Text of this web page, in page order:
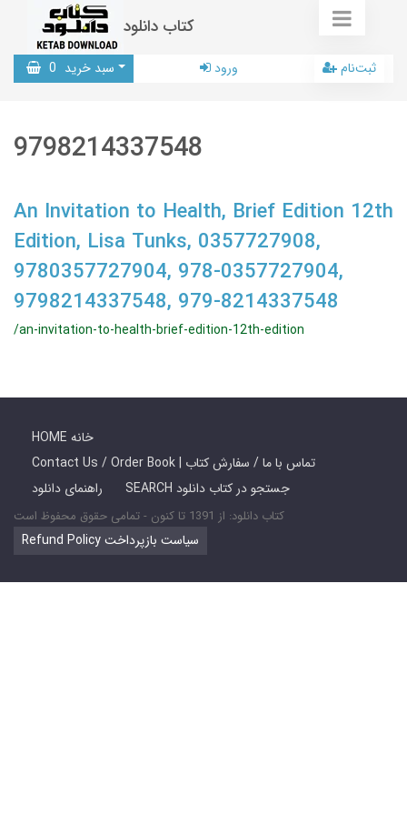
کتاب دانلود
سبد خرید 0 ورود ثبت‌نام
9798214337548
An Invitation to Health, Brief Edition 12th
Edition, Lisa Tunks, 0357727908,
9780357727904, 978-0357727904,
9798214337548, 979-8214337548
/an-invitation-to-health-brief-edition-12th-edition
HOME خانه
Contact Us / Order Book | تماس با ما / سفارش کتاب
راهنمای دانلود
SEARCH جستجو در کتاب دانلود
کتاب دانلود: از 1391 تا کنون - تمامی حقوق محفوظ است
Refund Policy سیاست بازپرداخت